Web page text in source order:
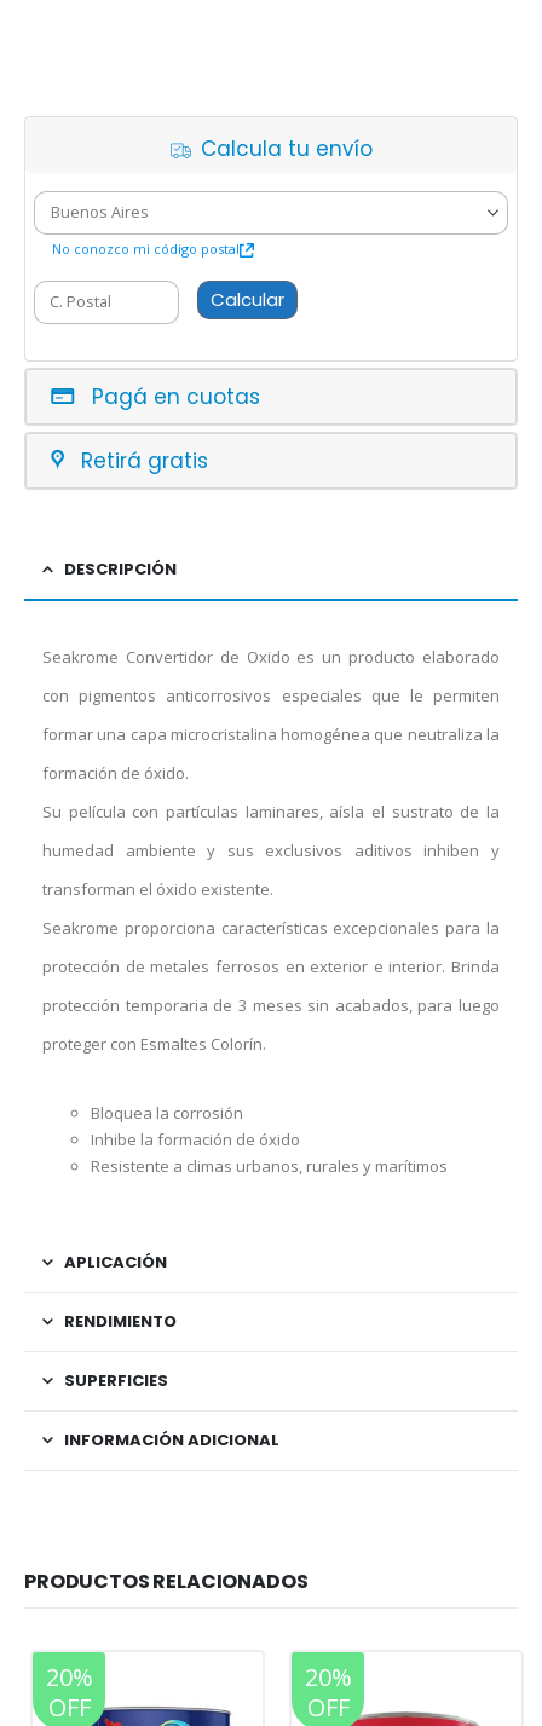
Calcula tu envío
No conozco mi código postal
Calcular
Pagá en cuotas
Retirá gratis
DESCRIPCIÓN
Seakrome Convertidor de Oxido es un producto elaborado
con pigmentos anticorrosivos especiales que le permiten
formar una capa microcristalina homogénea que neutraliza la
formación de óxido.
Su película con partículas laminares, aísla el sustrato de la
humedad ambiente y sus exclusivos aditivos inhiben y
transforman el óxido existente.
Seakrome proporciona características excepcionales para la
protección de metales ferrosos en exterior e interior. Brinda
protección temporaria de 3 meses sin acabados, para luego
proteger con Esmaltes Colorín.
Bloquea la corrosión
Inhibe la formación de óxido
Resistente a climas urbanos, rurales y marítimos
APLICACIÓN
RENDIMIENTO
SUPERFICIES
INFORMACIÓN ADICIONAL
PRODUCTOS RELACIONADOS
20%
OFF
20%
OFF